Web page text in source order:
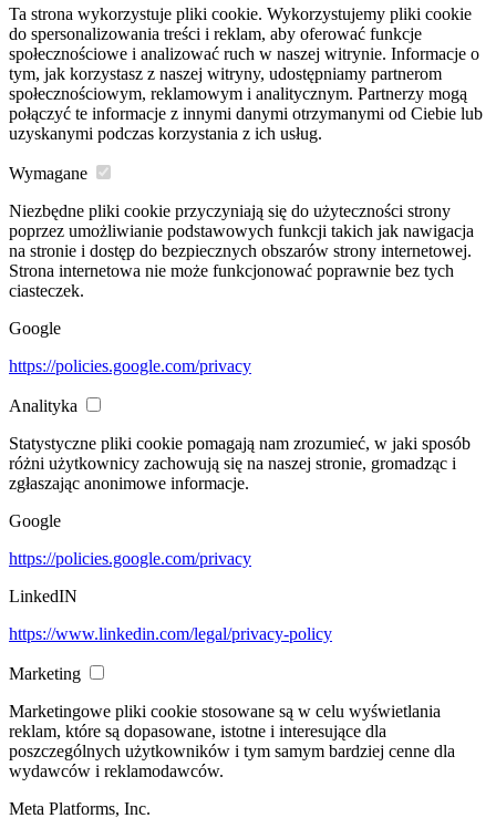
Ta strona wykorzystuje pliki cookie. Wykorzystujemy pliki cookie
do spersonalizowania treści i reklam, aby oferować funkcje
społecznościowe i analizować ruch w naszej witrynie. Informacje o
tym, jak korzystasz z naszej witryny, udostępniamy partnerom
społecznościowym, reklamowym i analitycznym. Partnerzy mogą
połączyć te informacje z innymi danymi otrzymanymi od Ciebie lub
uzyskanymi podczas korzystania z ich usług.
Wymagane
Niezbędne pliki cookie przyczyniają się do użyteczności strony
poprzez umożliwianie podstawowych funkcji takich jak nawigacja
na stronie i dostęp do bezpiecznych obszarów strony internetowej.
Strona internetowa nie może funkcjonować poprawnie bez tych
ciasteczek.
Google
https://policies.google.com/privacy
Analityka
Statystyczne pliki cookie pomagają nam zrozumieć, w jaki sposób
różni użytkownicy zachowują się na naszej stronie, gromadząc i
zgłaszając anonimowe informacje.
Google
https://policies.google.com/privacy
LinkedIN
https://www.linkedin.com/legal/privacy-policy
Marketing
Marketingowe pliki cookie stosowane są w celu wyświetlania
reklam, które są dopasowane, istotne i interesujące dla
poszczególnych użytkowników i tym samym bardziej cenne dla
wydawców i reklamodawców.
Meta Platforms, Inc.